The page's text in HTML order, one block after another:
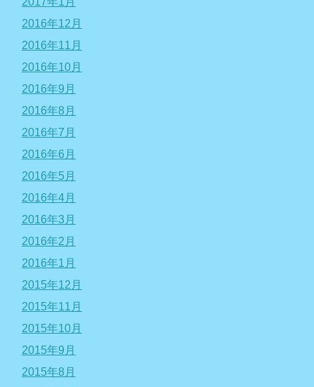
2016年12月
2016年11月
2016年10月
2016年9月
2016年8月
2016年7月
2016年6月
2016年5月
2016年4月
2016年3月
2016年2月
2016年1月
2015年12月
2015年11月
2015年10月
2015年9月
2015年8月